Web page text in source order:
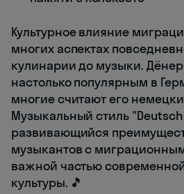
Культурное влияние
многих аспектах
кулинарии до музыки.
настолько популярным в
многие считают его
Музыкальный стиль
развивающийся
музыкантов с
важной частью
культуры. 🎵